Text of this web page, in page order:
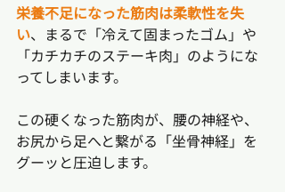
栄養不足になった筋肉は柔軟性を失
い、まるで「冷えて固まったゴム」や
「カチカチのステーキ肉」のようにな
ってしまいます。
この硬くなった筋肉が、腰の神経や、
お尻から足へと繋がる「坐骨神経」を
グーッと圧迫します。